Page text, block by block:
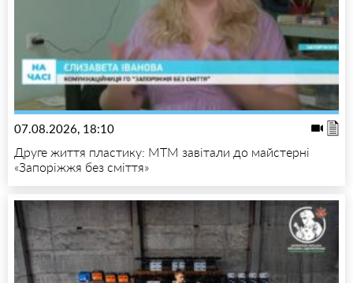
07.08.2026, 18:10
Друге життя пластику: МТМ завітали до майстерні
«Запоріжжя без сміття»